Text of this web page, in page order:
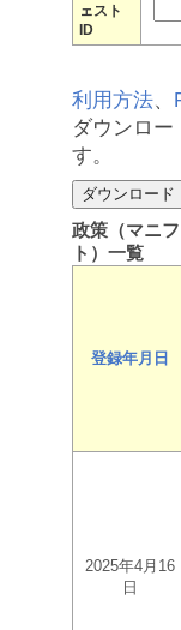
ェスト
ID
利用方法、
ダウンロー
す。
政策（マニ
ト）一覧
登録年月日
2025年4月16
日